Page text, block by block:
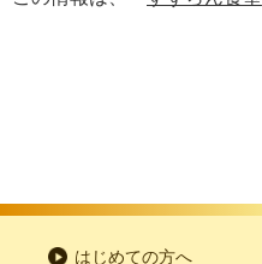
はじめての方へ